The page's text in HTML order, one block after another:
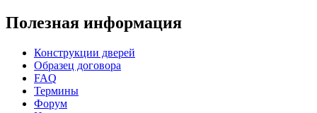
Полезная информация
Конструкции дверей
Образец договора
FAQ
Термины
Форум